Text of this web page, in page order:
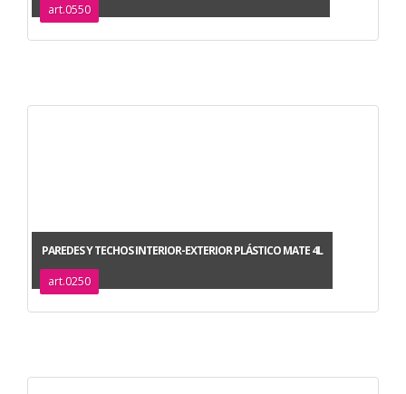
art.0550
PAREDES Y TECHOS INTERIOR-EXTERIOR PLÁSTICO MATE 4L
art.0250